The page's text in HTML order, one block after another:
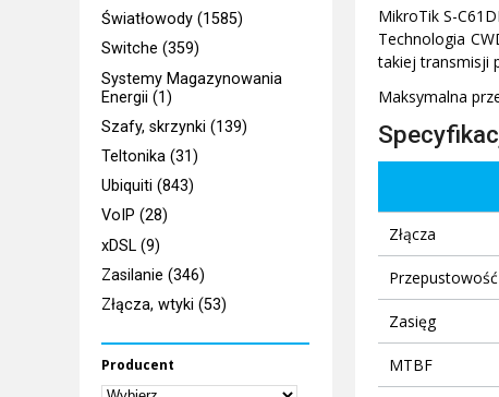
Światłowody (1585)
Switche (359)
Systemy Magazynowania
Energii (1)
Szafy, skrzynki (139)
Teltonika (31)
Ubiquiti (843)
VoIP (28)
xDSL (9)
Zasilanie (346)
Złącza, wtyki (53)
Producent
MikroTik S-
Technologia
takiej transmisji
Maksymalna
Złącza
Przepustowość
Zasięg
MTBF